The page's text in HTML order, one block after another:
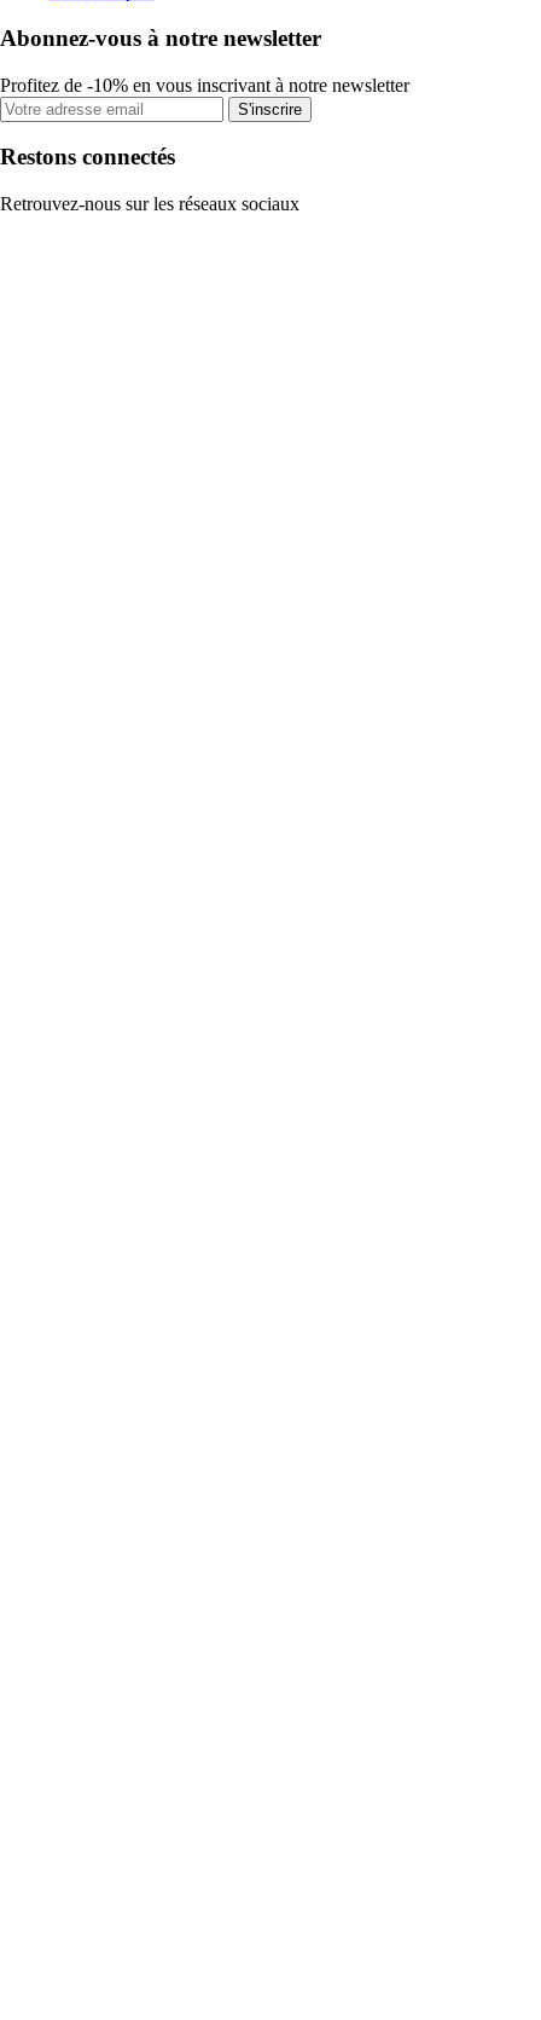
Abonnez-vous à notre newsletter
Profitez de -10% en vous inscrivant à notre newsletter
S'inscrire
Restons connectés
Retrouvez-nous sur les réseaux sociaux